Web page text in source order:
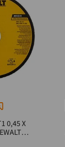
0,45 X